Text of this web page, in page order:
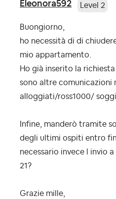
Eleonora592 Level 2
Buongiorno,
ho necessità di di
mio appartamento.
Ho già inserito la richiesta
sono altre comunicazioni
alloggiati/ross1000/
Infine, manderò tramite
degli ultimi ospiti entro
necessario invece l invio
21?
Grazie mille,